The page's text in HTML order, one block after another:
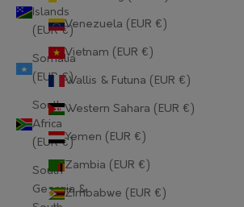
Islands
(EUR €)
Somalia
(EUR €)
South
Africa
(EUR €)
South
Georgia &
Venezuela (EUR €)
Vietnam (EUR €)
Wallis & Futuna (EUR €)
Western Sahara (EUR €)
Yemen (EUR €)
Zambia (EUR €)
Zimbabwe (EUR €)
Lithuania (EUR €)
Luxembourg (EUR €)
Macao SAR (EUR €)
Madagascar (EUR €)
Malawi (EUR €)
Malaysia (EUR €)